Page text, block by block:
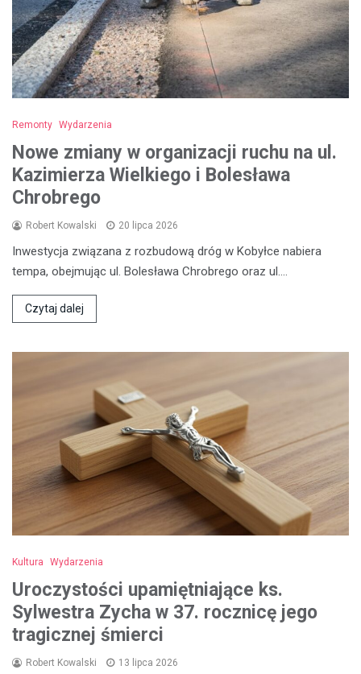
Remonty Wydarzenia
Nowe zmiany w organizacji ruchu na ul.
Kazimierza Wielkiego i Bolesława
Chrobrego
Robert Kowalski 20 lipca 2026
Inwestycja związana z rozbudową dróg w Kobyłce nabiera
tempa, obejmując ul. Bolesława Chrobrego oraz ul.…
Czytaj dalej
Kultura Wydarzenia
Uroczystości upamiętniające ks.
Sylwestra Zycha w 37. rocznicę jego
tragicznej śmierci
Robert Kowalski 13 lipca 2026